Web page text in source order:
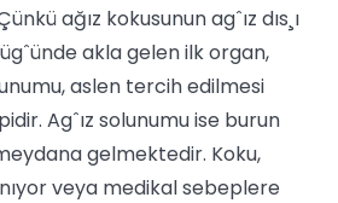
ağız kokusunun agˆız dıs¸ı
akla gelen ilk organ,
aslen tercih edilmesi
Agˆız solunumu ise burun
meydana gelmektedir. Koku,
veya medikal sebeplere